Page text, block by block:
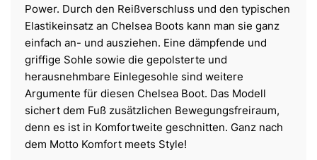
Power. Durch den Reißverschluss und den typischen
Elastikeinsatz an Chelsea Boots kann man sie ganz
einfach an- und ausziehen. Eine dämpfende und
griffige Sohle sowie die gepolsterte und
herausnehmbare Einlegesohle sind weitere
Argumente für diesen Chelsea Boot. Das Modell
sichert dem Fuß zusätzlichen Bewegungsfreiraum,
denn es ist in Komfortweite geschnitten. Ganz nach
dem Motto Komfort meets Style!